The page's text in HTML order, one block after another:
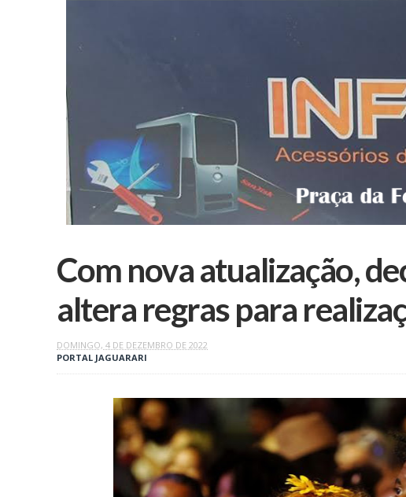
Com nova atualização,
altera regras para
DOMINGO, 4 DE DEZEMBRO DE 2022
PORTAL JAGUARARI